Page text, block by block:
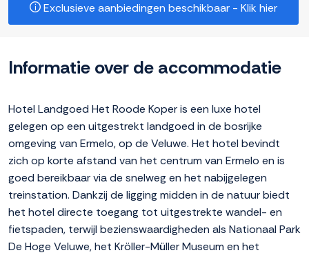
Exclusieve aanbiedingen beschikbaar - Klik hier
Informatie over de accommodatie
Hotel Landgoed Het Roode Koper is een luxe hotel
gelegen op een uitgestrekt landgoed in de bosrijke
omgeving van Ermelo, op de Veluwe. Het hotel bevindt
zich op korte afstand van het centrum van Ermelo en is
goed bereikbaar via de snelweg en het nabijgelegen
treinstation. Dankzij de ligging midden in de natuur biedt
het hotel directe toegang tot uitgestrekte wandel- en
fietspaden, terwijl bezienswaardigheden als Nationaal Park
De Hoge Veluwe, het Kröller-Müller Museum en het